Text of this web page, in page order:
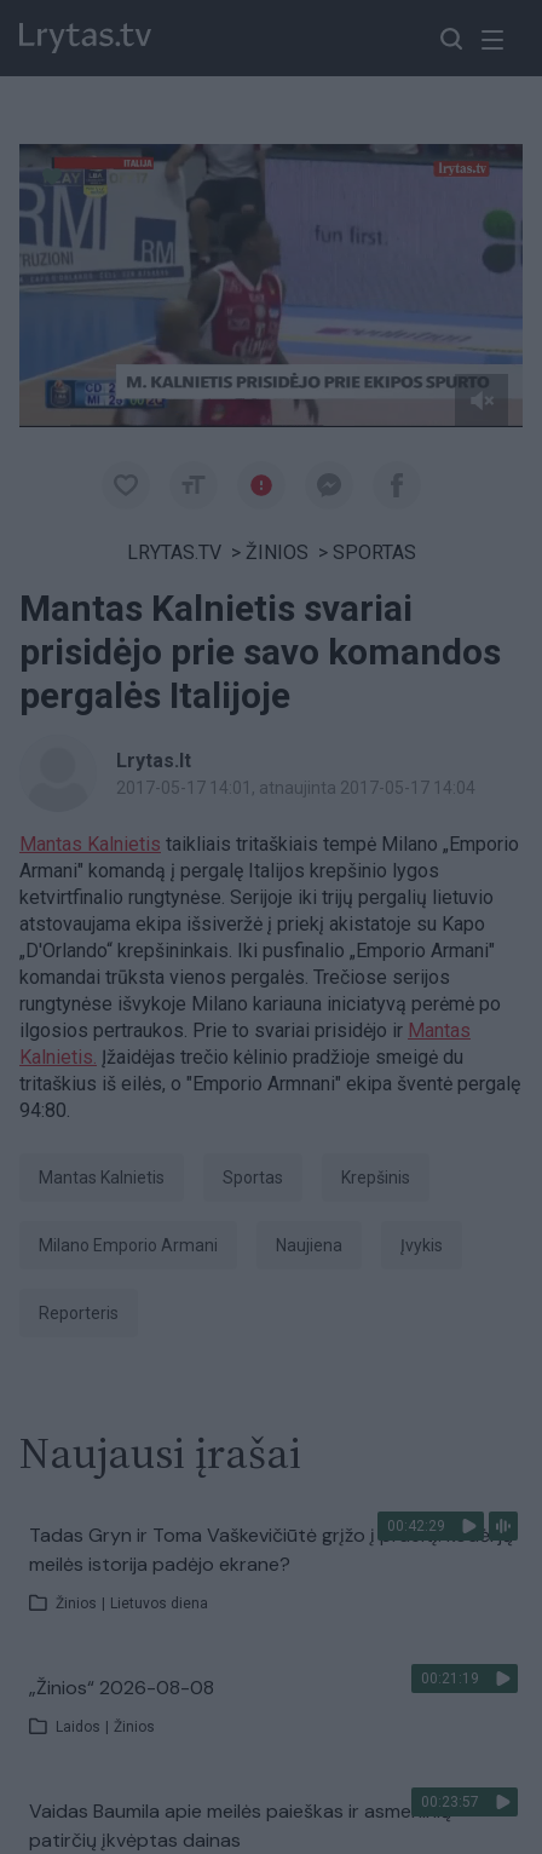
Paremkite Ukrainą
LRYTAS.TV > ŽINIOS > SPORTAS
Mantas Kalnietis svariai
prisidėjo prie savo komandos
pergalės Italijoje
Lrytas.lt
2017-05-17 14:01 , atnaujinta 2017-05-17 14:04
Mantas Kalnietis taikliais tritaškiais tempė Milano „Emporio
Armani" komandą į pergalę Italijos krepšinio lygos
ketvirtfinalio rungtynėse. Serijoje iki trijų pergalių lietuvio
atstovaujama ekipa išsiveržė į priekį akistatoje su Kapo
„D'Orlando“ krepšininkais. Iki pusfinalio „Emporio Armani"
komandai trūksta vienos pergalės. Trečiose serijos
rungtynėse išvykoje Milano kariauna iniciatyvą perėmė po
ilgosios pertraukos. Prie to svariai prisidėjo ir Mantas
Kalnietis. Įžaidėjas trečio kėlinio pradžioje smeigė du
tritaškius iš eilės, o "Emporio Armnani" ekipa šventė pergalę
94:80.
Mantas Kalnietis Sportas Krepšinis
Milano Emporio Armani naujiena įvykis
Reporteris
Naujausi įrašai
00:42:29
Tadas Gryn ir Toma Vaškevičiūtė grįžo į praeitį: kodėl jų
meilės istorija padėjo ekrane?
Žinios Lietuvos diena
00:21:19
„Žinios“ 2026-08-08
Laidos Žinios
00:23:57
Vaidas Baumila apie meilės paieškas ir asmeninių
patirčių įkvėptas dainas